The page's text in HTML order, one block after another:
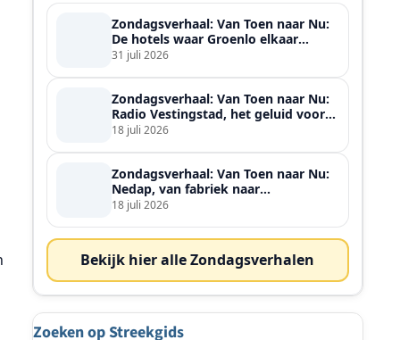
Zondagsverhaal: Van Toen naar Nu:
De hotels waar Groenlo elkaar
ontmoette
31 juli 2026
Zondagsverhaal: Van Toen naar Nu:
Radio Vestingstad, het geluid voor
heel de streek
18 juli 2026
Zondagsverhaal: Van Toen naar Nu:
Nedap, van fabriek naar
wereldspeler
18 juli 2026
Bekijk hier alle Zondagsverhalen
Zoeken op Streekgids